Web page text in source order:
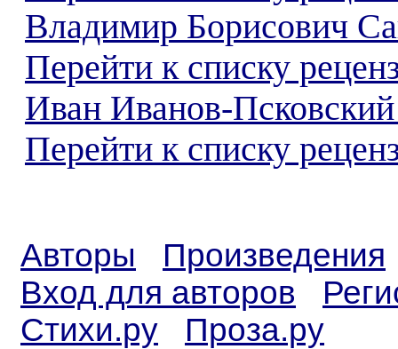
Владимир Борисович
Перейти к списку
Иван Иванов-
Перейти к списку
Авторы
Произведения
Вход для авторов
Стихи.ру
Проза.ру